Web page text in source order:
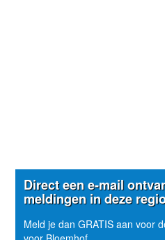
Direct een e-mail
meldingen in deze
Meld je dan GRATIS aan voor